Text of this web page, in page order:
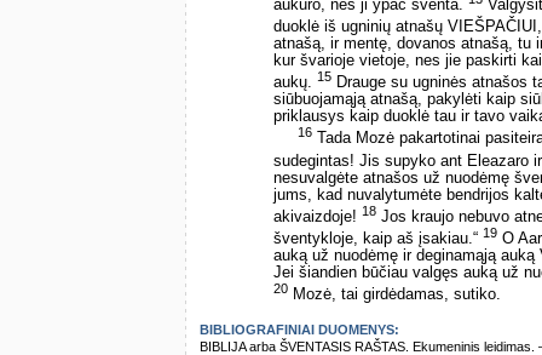
aukuro, nes ji ypač šventa.
duoklė iš ugninių atnašų
atnašą, ir mentę, dovanos atnašą, tu
kur švarioje vietoje, nes jie paskirti
aukų. 15 Drauge su ugninės atnašos
siūbuojamąją atnašą, pakylėti kaip
priklausys kaip duoklė tau ir tavo
16 Tada Mozė pakartotinai
sudegintas! Jis supyko ant Eleazaro
nesuvalgėte atnašos už nuodėmę
jums, kad nuvalytumėte bendrijos
akivaizdoje! 18 Jos kraujo nebuvo
šventykloje, kaip aš įsakiau.“ 19 O
auką už nuodėmę ir deginamąją
Jei šiandien būčiau valgęs auką už
20 Mozė, tai girdėdamas, sutiko.
BIBLIOGRAFINIAI DUOMENYS:
BIBLIJA arba ŠVENTASIS RAŠTAS. Ekumeninis